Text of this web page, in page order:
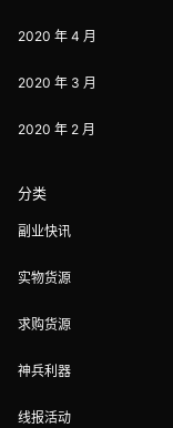
2020 年 4 月
2020 年 3 月
2020 年 2 月
分类
副业快讯
实物货源
求购货源
神兵利器
线报活动